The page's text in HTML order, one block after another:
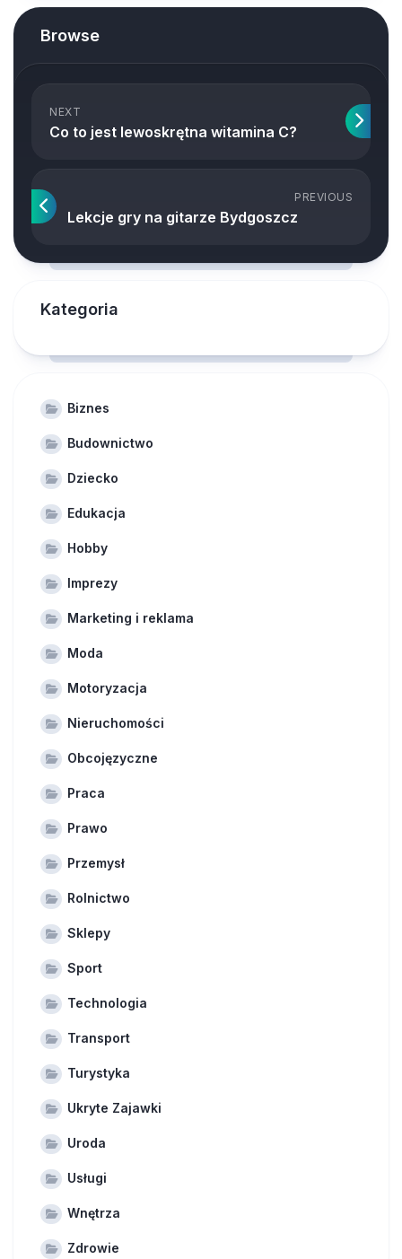
Browse
NEXT
Co to jest lewoskrętna witamina C?
PREVIOUS
Lekcje gry na gitarze Bydgoszcz
Kategoria
Biznes
Budownictwo
Dziecko
Edukacja
Hobby
Imprezy
Marketing i reklama
Moda
Motoryzacja
Nieruchomości
Obcojęzyczne
Praca
Prawo
Przemysł
Rolnictwo
Sklepy
Sport
Technologia
Transport
Turystyka
Ukryte Zajawki
Uroda
Usługi
Wnętrza
Zdrowie